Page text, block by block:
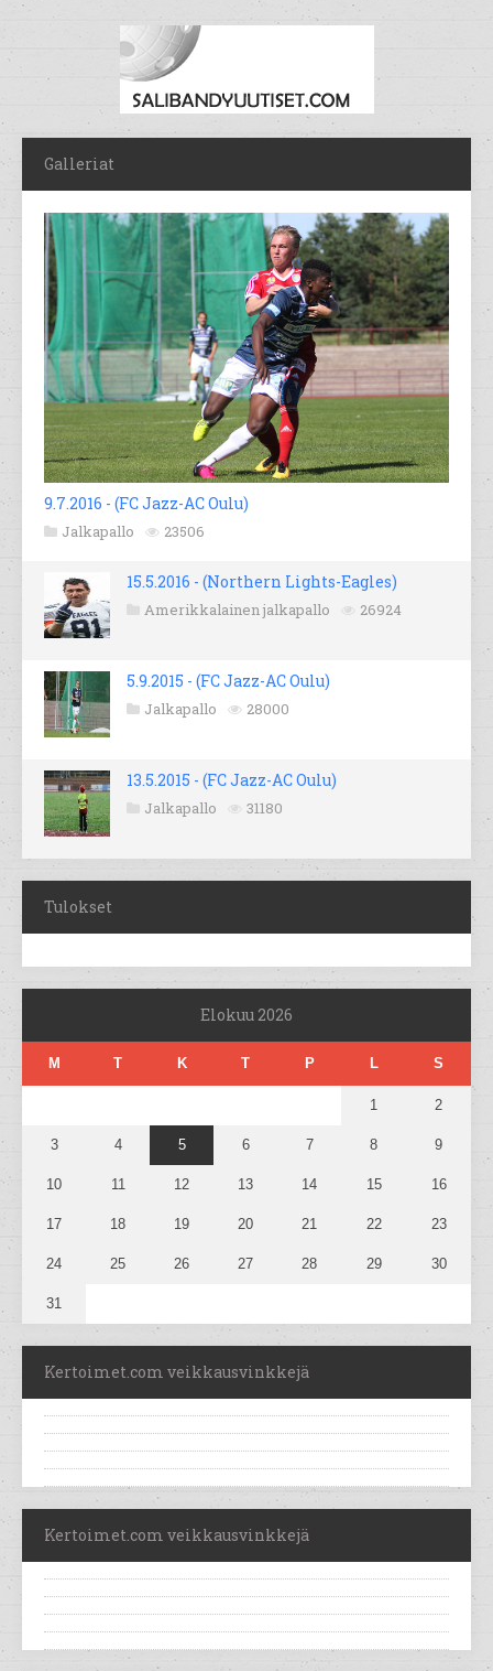
Galleriat
9.7.2016 - (FC Jazz-AC Oulu)
Jalkapallo 23506
15.5.2016 - (Northern Lights-Eagles)
Amerikkalainen jalkapallo 26924
5.9.2015 - (FC Jazz-AC Oulu)
Jalkapallo 28000
13.5.2015 - (FC Jazz-AC Oulu)
Jalkapallo 31180
Tulokset
Elokuu 2026
M T K T P L S
1 2
3 4 5 6 7 8 9
10 11 12 13 14 15 16
17 18 19 20 21 22 23
24 25 26 27 28 29 30
31
Kertoimet.com veikkausvinkkejä
Kertoimet.com veikkausvinkkejä